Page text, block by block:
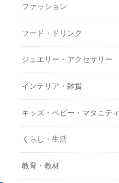
ファッション
フード・ドリンク
ジュエリー・アクセサリー
インテリア・雑貨
キッズ・ベビー・マタニティ
くらし・生活
教育・教材